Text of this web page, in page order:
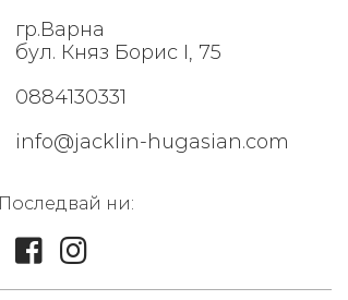
гр.Варна
бул. Княз Борис I, 75
0884130331
info@jacklin-hugasian.com
Последвай ни: